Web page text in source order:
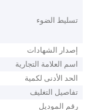
تسليط الضوء
إصدار الشهادات
اسم العلامة التجارية
الحد الأدنى لكمية
تفاصيل التغليف
رقم الموديل